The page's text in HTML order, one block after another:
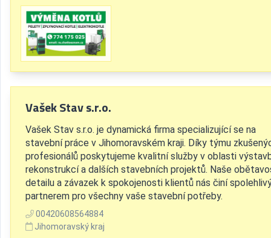
Vašek Stav s.r.o.
Vašek Stav s.r.o. je dynamická firma specializující se na
stavební práce v Jihomoravském kraji. Díky týmu
profesionálů poskytujeme kvalitní služby v oblasti
rekonstrukcí a dalších stavebních projektů. Naše
detailu a závazek k spokojenosti klientů nás činí
partnerem pro všechny vaše stavební potřeby.
00420608564884
Jihomoravský kraj